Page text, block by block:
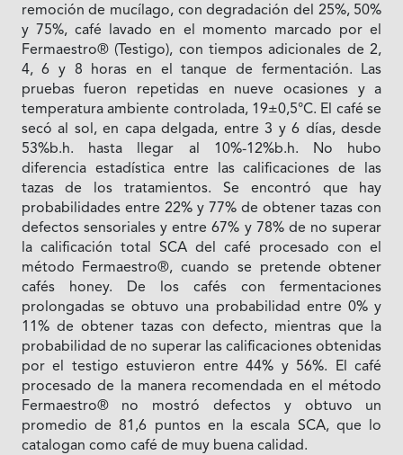
remoción de mucílago, con degradación del 25%, 50%
y 75%, café lavado en el momento marcado por el
Fermaestro® (Testigo), con tiempos adicionales de 2,
4, 6 y 8 horas en el tanque de fermentación. Las
pruebas fueron repetidas en nueve ocasiones y a
temperatura ambiente controlada, 19±0,5°C. El café se
secó al sol, en capa delgada, entre 3 y 6 días, desde
53%b.h. hasta llegar al 10%-12%b.h. No hubo
diferencia estadística entre las calificaciones de las
tazas de los tratamientos. Se encontró que hay
probabilidades entre 22% y 77% de obtener tazas con
defectos sensoriales y entre 67% y 78% de no superar
la calificación total SCA del café procesado con el
método Fermaestro®, cuando se pretende obtener
cafés honey. De los cafés con fermentaciones
prolongadas se obtuvo una probabilidad entre 0% y
11% de obtener tazas con defecto, mientras que la
probabilidad de no superar las calificaciones obtenidas
por el testigo estuvieron entre 44% y 56%. El café
procesado de la manera recomendada en el método
Fermaestro® no mostró defectos y obtuvo un
promedio de 81,6 puntos en la escala SCA, que lo
catalogan como café de muy buena calidad.